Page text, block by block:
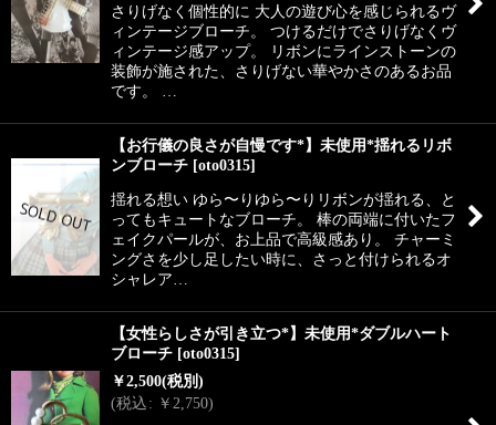
さりげなく個性的に 大人の遊び心を感じられるヴ
ィンテージブローチ。 つけるだけでさりげなくヴ
ィンテージ感アップ。 リボンにラインストーンの
装飾が施された、さりげない華やかさのあるお品
です。 …
【お行儀の良さが自慢です*】未使用*揺れるリボ
ンブローチ [oto0315]
揺れる想い ゆら〜りゆら〜りリボンが揺れる、と
ってもキュートなブローチ。 棒の両端に付いたフ
ェイクパールが、お上品で高級感あり。 チャーミ
ングさを少し足したい時に、さっと付けられるオ
シャレア…
【女性らしさが引き立つ*】未使用*ダブルハート
ブローチ [oto0315]
￥2,500(税別)
(税込: ￥ 2,750)